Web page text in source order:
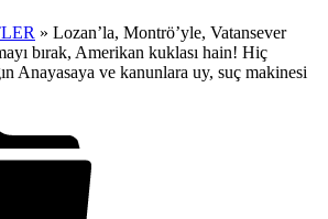
» Lozan’la, Montrö’yle, Vatansever
bırak, Amerikan kuklası hain! Hiç
Anayasaya ve kanunlara uy, suç makinesi